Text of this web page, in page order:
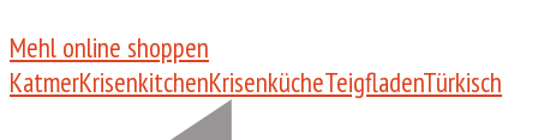
Mehl online shoppen
KatmerKrisenkitchenKrisenkücheTeigfladenTürkisch